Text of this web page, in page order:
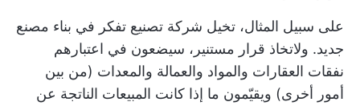
على سبيل المثال، تخيل شركة تصنيع تفكر في بناء مصنع
جديد. ولاتخاذ قرار مستنير، سيضعون في اعتبارهم
نفقات العقارات والمواد والعمالة والمعدات (من بين
أمور أخرى) ويقيّمون ما إذا كانت المبيعات الناتجة عن